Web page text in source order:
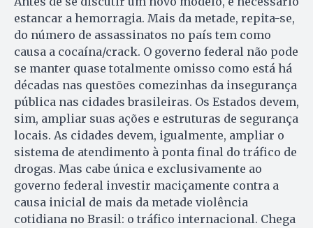
estancar a hemorragia. Mais da metade, repita-se,
do número de assassinatos no país tem como
causa a cocaína/crack. O governo federal não pode
se manter quase totalmente omisso como está há
décadas nas questões comezinhas da insegurança
pública nas cidades brasileiras. Os Estados devem,
sim, ampliar suas ações e estruturas de segurança
locais. As cidades devem, igualmente, ampliar o
sistema de atendimento à ponta final do tráfico de
drogas. Mas cabe única e exclusivamente ao
governo federal investir maciçamente contra a
causa inicial de mais da metade violência
cotidiana no Brasil: o tráfico internacional. Chega